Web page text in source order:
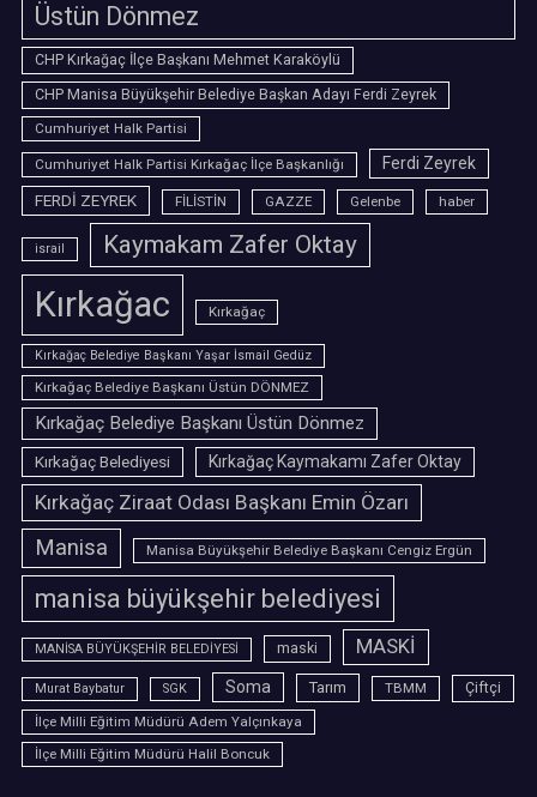
Üstün Dönmez
CHP Kırkağaç İlçe Başkanı Mehmet Karaköylü
CHP Manisa Büyükşehir Belediye Başkan Adayı Ferdi Zeyrek
Cumhuriyet Halk Partisi
Cumhuriyet Halk Partisi Kırkağaç İlçe Başkanlığı
Ferdi Zeyrek
FERDİ ZEYREK
FİLİSTİN GAZZE Gelenbe haber
israil Kaymakam Zafer Oktay
Kırkağac Kırkağaç
Kırkağaç Belediye Başkanı Yaşar İsmail Gedüz
Kırkağaç Belediye Başkanı Üstün DÖNMEZ
Kırkağaç Belediye Başkanı Üstün Dönmez
Kırkağaç Belediyesi Kırkağaç Kaymakamı Zafer Oktay
Kırkağaç Ziraat Odası Başkanı Emin Özarı
Manisa Manisa Büyükşehir Belediye Başkanı Cengiz Ergün
manisa büyükşehir belediyesi
MANİSA BÜYÜKŞEHİR BELEDİYESİ maski MASKİ
Murat Baybatur SGK Soma Tarım TBMM
Çiftçi
İlçe Milli Eğitim Müdürü Adem Yalçınkaya
İlçe Milli Eğitim Müdürü Halil Boncuk